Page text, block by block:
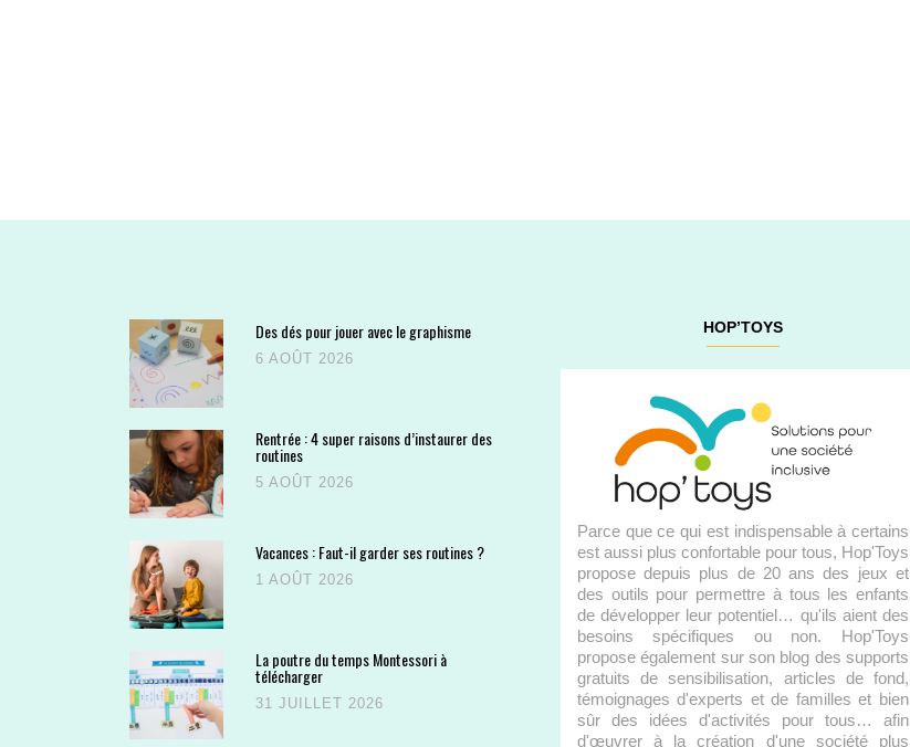
Des dés pour jouer avec le graphisme
6 AOÛT 2026
Rentrée : 4 super raisons d’instaurer des
routines
5 AOÛT 2026
Vacances : Faut-il garder ses routines ?
1 AOÛT 2026
La poutre du temps Montessori à
télécharger
31 JUILLET 2026
HOP’TOYS
Parce que ce qui est indispensable à certains
est aussi plus confortable pour tous, Hop'Toys
propose depuis plus de 20 ans des jeux et
des outils pour permettre à tous les enfants
de développer leur potentiel… qu'ils aient des
besoins spécifiques ou non. Hop'Toys
propose également sur son blog des supports
gratuits de sensibilisation, articles de fond,
témoignages d'experts et de familles et bien
sûr des idées d'activités pour tous… afin
d'œuvrer à la création d'une société plus